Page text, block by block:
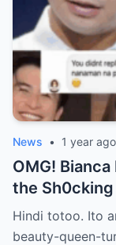
News • 1 year ago
OMG!
the
Leave You
Hindi totoo. Ito
beauty-queen-